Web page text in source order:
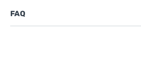
FAQ